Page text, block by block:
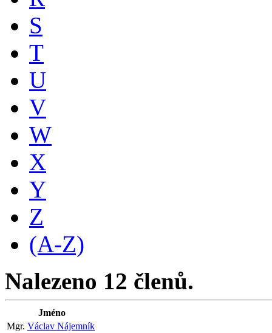
S
T
U
V
W
X
Y
Z
(A-Z)
Nalezeno 12 členů.
Jméno
Mgr. Václav Nájemník